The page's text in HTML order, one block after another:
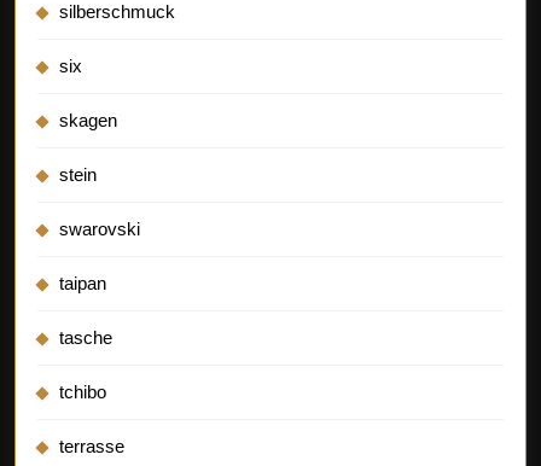
silberschmuck
six
skagen
stein
swarovski
taipan
tasche
tchibo
terrasse